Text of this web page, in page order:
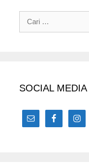
Cari
untuk:
SOCIAL MEDIA